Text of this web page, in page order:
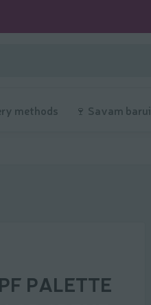
methods 🍷 Savam barui
PALETTE